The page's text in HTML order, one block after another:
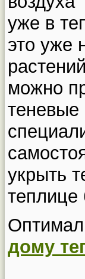
уже в
это уже
можно
теневые
укрыть
теплице
дому